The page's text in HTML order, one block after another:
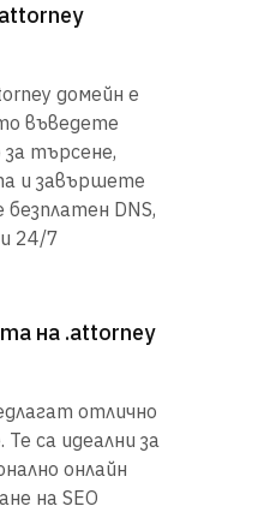
домейн е
въведете
търсене,
и завършете
DNS,
24/7
на .attorney
отлично
Те са идеални за
онлайн
на SEO